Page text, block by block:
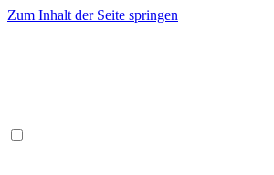
Zum Inhalt der Seite springen